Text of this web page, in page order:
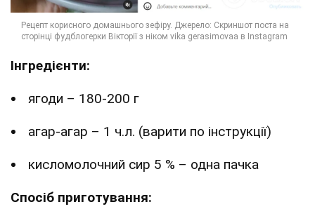
Інгредієнти:
ягоди – 180-200 г
агар-агар – 1 ч.л. (варити по інструкції)
кисломолочний сир 5 % – одна пачка
Спосіб приготування: